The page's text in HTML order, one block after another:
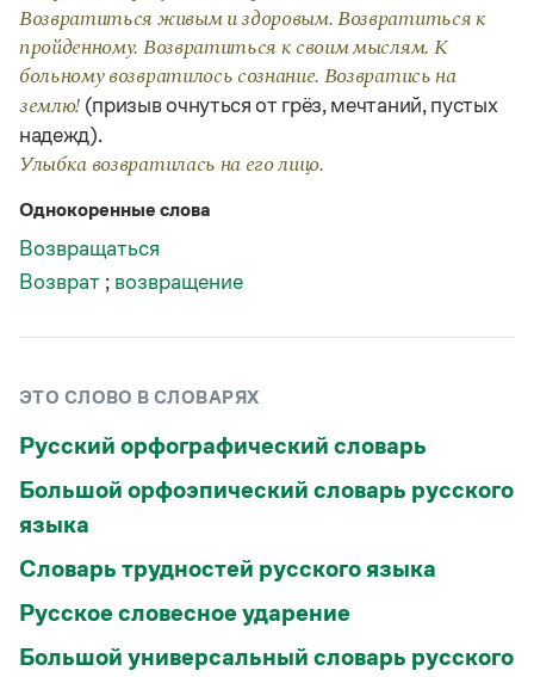
Статьи
Монологи
Интервью
Лекции и подкасты
Рекомендуем
Учебник Грамоты
Правила русского языка: от азов до тонкостей
Интерактивные упражнения: от простого к сложному
Скороговорки
Издательство
Словари
Учебники и справочники
Все книги
Возвратиться живым и здоровым. Возвратиться к
пройденному. Возвратиться к своим мыслям. К
больному возвратилось сознание. Возвратись на
землю! (призыв очнуться от грёз, мечтаний, пустых
надежд).
Улыбка возвратилась на его лицо.
Однокоренные слова
Возвращаться
Возврат ; возвращение
ЭТО СЛОВО В СЛОВАРЯХ
Русский орфографический словарь
Большой орфоэпический словарь русского
языка
Словарь трудностей русского языка
Русское словесное ударение
Большой универсальный словарь русского